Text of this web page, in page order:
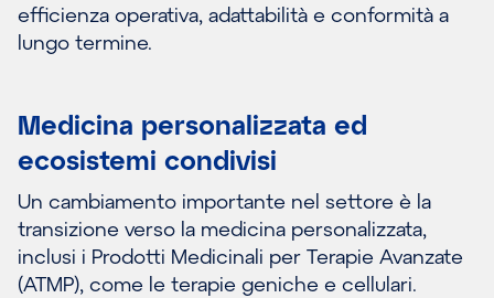
efficienza operativa, adattabilità e conformità a
lungo termine.
Medicina personalizzata ed
ecosistemi condivisi
Un cambiamento importante nel settore è la
transizione verso la medicina personalizzata,
inclusi i Prodotti Medicinali per Terapie Avanzate
(ATMP), come le terapie geniche e cellulari.